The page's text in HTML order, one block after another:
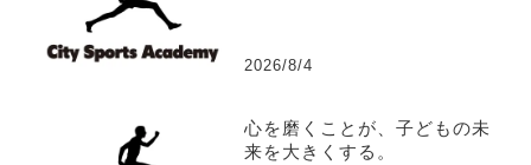
2026/8/4
心を磨くことが、子どもの未
来を大きくする。